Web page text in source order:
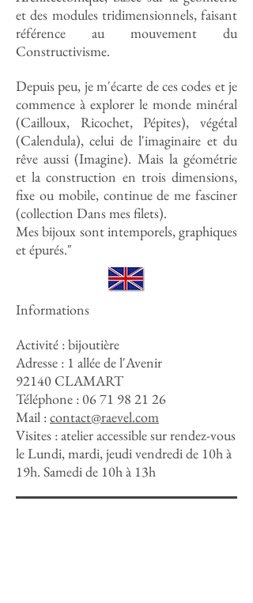
et des modules tridimensionnels, faisant
référence au mouvement du
Constructivisme.
Depuis peu, je m'écarte de ces codes et je
commence à explorer le monde minéral
(Cailloux, Ricochet, Pépites), végétal
(Calendula), celui de l'imaginaire et du
rêve aussi (Imagine). Mais la géométrie
et la construction en trois dimensions,
fixe ou mobile, continue de me fasciner
(collection Dans mes filets).
Mes bijoux sont intemporels, graphiques
et épurés."
Informations
Activité : bijoutière
Adresse : 1 allée de l'Avenir
92140 CLAMART
Téléphone :06 71 98 21 26
Mail :contact@raevel.com
Visites : atelier accessible sur rendez-vous
le Lundi, mardi, jeudi vendredi de 10h à
19h. Samedi de 10h à 13h